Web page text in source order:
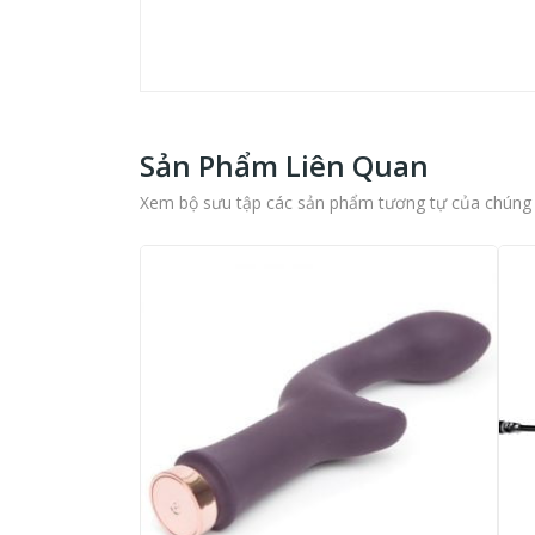
Sản Phẩm Liên Quan
Xem bộ sưu tập các sản phẩm tương tự của